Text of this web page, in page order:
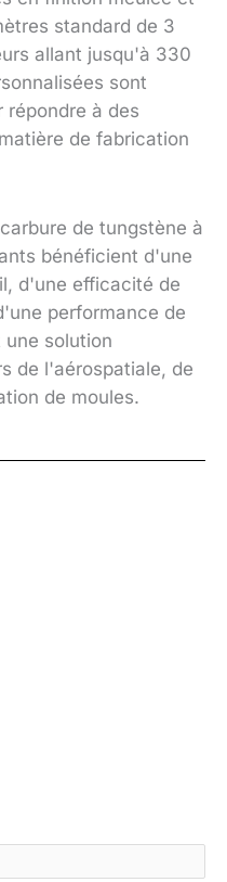
standard de 3
allant jusqu'à 330
sont
répondre à des
de fabrication
de tungstène à
bénéficient d'une
d'une efficacité de
performance de
solution
de l'aérospatiale, de
de moules.